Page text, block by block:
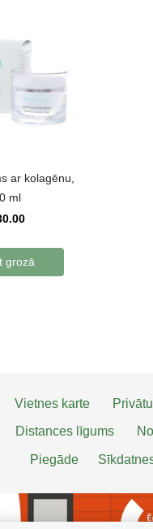
ar kolagēnu,
ml
grozā
Vietnes karte
Distances līgums
Piegāde